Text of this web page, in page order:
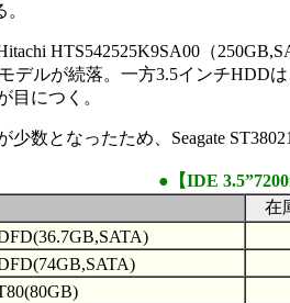
HTS542525K9SA00（
デルが続落。一方3.5インチHDD
目につく。
数となったため、Seagate
●【IDE
在